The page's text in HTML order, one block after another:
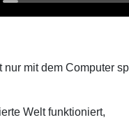
mit dem Computer
Welt funktioniert,